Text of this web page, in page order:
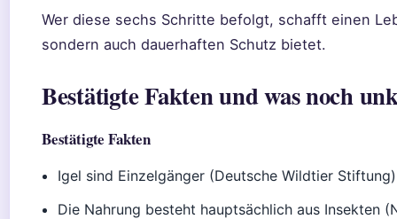
Wer diese sechs Schritte befolgt, schafft einen
sondern auch dauerhaften Schutz bietet.
Bestätigte Fakten und was noch
Bestätigte Fakten
Igel sind Einzelgänger (Deutsche Wildtier Stiftung)
Die Nahrung besteht hauptsächlich aus Insekten